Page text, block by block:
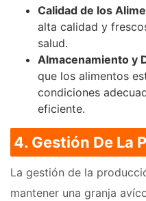
Calidad de los
alta calidad y
salud.
Almacenamiento y
que los alimentos
condiciones
eficiente.
4. Gestión De La
La gestión de la
mantener una granja